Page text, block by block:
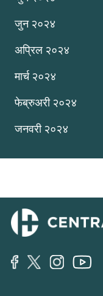
जुन २०२४
अप्रिल २०२४
मार्च २०२४
फेब्रुअरी २०२४
जनवरी २०२४